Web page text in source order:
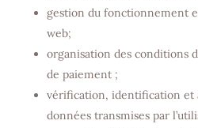
gestion du fonctionnement
web;
organisation des conditions
de paiement ;
vérification, identification et
données transmises par